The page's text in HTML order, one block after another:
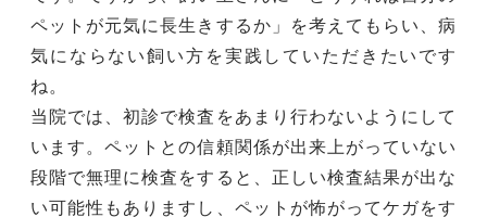
ペットが元気に長生きするか」を考えてもらい、病
気にならない飼い方を実践していただきたいです
ね。
当院では、初診で検査をあまり行わないようにして
います。ペットとの信頼関係が出来上がっていない
段階で無理に検査をすると、正しい検査結果が出な
い可能性もありますし、ペットが怖がってケガをす